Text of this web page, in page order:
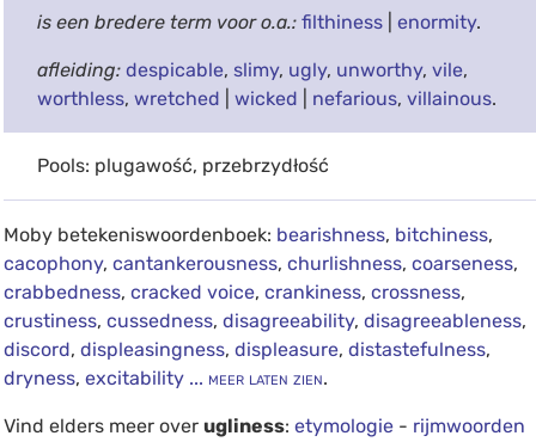
is een bredere term voor o.a.: filthiness| enormity.
afleiding: despicable, slimy, ugly, unworthy, vile,
worthless, wretched wicked nefarious, villainous.
Pools: plugawość, przebrzydłość
Moby betekeniswoordenboek: bearishness, bitchiness,
cacophony, cantankerousness, churlishness, coarseness,
crabbedness, cracked voice, crankiness, crossness,
crustiness, cussedness, disagreeability, disagreeableness,
discord, displeasingness, displeasure, distastefulness,
dryness, excitability... meer laten zien.
Vind elders meer over ugliness: etymologie- rijmwoorden